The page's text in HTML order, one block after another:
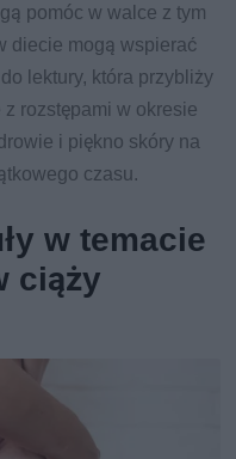
pomóc w walce z tym
diecie mogą wspierać
lektury, która przybliży
rozstępami w okresie
i piękno skóry na
czasu.
w temacie
ciąży